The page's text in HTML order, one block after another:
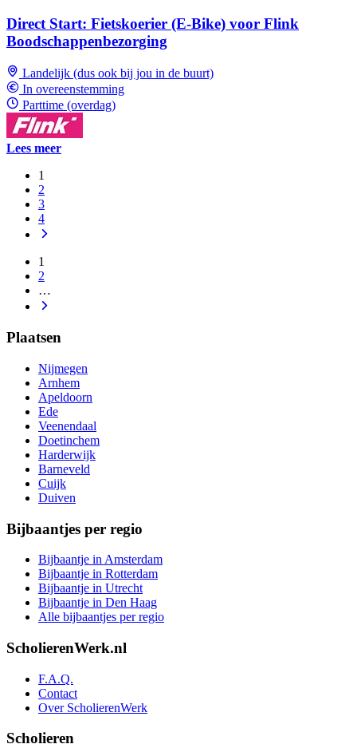
Direct Start: Fietskoerier (E-Bike) voor Flink
Boodschappenbezorging
Landelijk (dus ook bij jou in de buurt)
In overeenstemming
Parttime (overdag)
Lees meer
1
2
3
4
1
2
…
Plaatsen
Nijmegen
Arnhem
Apeldoorn
Ede
Veenendaal
Doetinchem
Harderwijk
Barneveld
Cuijk
Duiven
Bijbaantjes per regio
Bijbaantje in Amsterdam
Bijbaantje in Rotterdam
Bijbaantje in Utrecht
Bijbaantje in Den Haag
Alle bijbaantjes per regio
ScholierenWerk.nl
F.A.Q.
Contact
Over ScholierenWerk
Scholieren